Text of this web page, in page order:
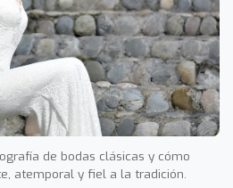
de bodas clásicas y cómo
atemporal y fiel a la tradición.